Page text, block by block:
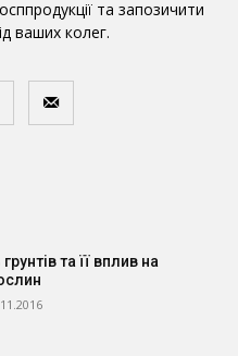
та запозичити
ваших колег.
та її вплив на